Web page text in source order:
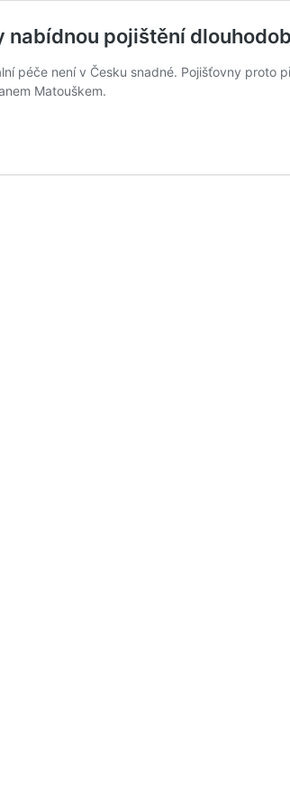
nabídnou pojištění
péče není v Česku snadné. Pojišťovny
Matouškem.